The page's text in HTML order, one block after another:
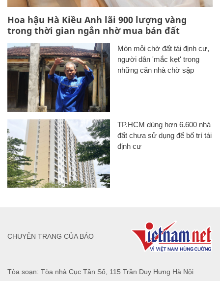
Hoa hậu Hà Kiều Anh lãi 900 lượng vàng
trong thời gian ngắn nhờ mua bán đất
Mòn mỏi chờ đất tái định cư,
người dân 'mắc kẹt' trong
những căn nhà chờ sập
TP.HCM dùng hơn 6.600 nhà
đất chưa sử dụng để bố trí tái
định cư
Tòa soạn: Tòa nhà Cục Tần Số, 115 Trần Duy Hưng Hà Nội
CHUYÊN TRANG CỦA BÁO